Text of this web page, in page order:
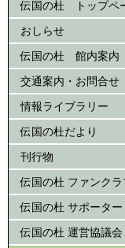
伝国の杜 トップペ
おしらせ
伝国の杜 館内案内
交通案内・お問合せ
情報ライブラリー
伝国の杜だより
刊行物
伝国の杜 ファンクラ
伝国の杜 サポーター
伝国の杜 運営協議会